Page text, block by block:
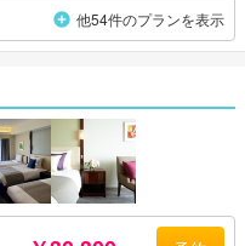
他54件のプランを表示